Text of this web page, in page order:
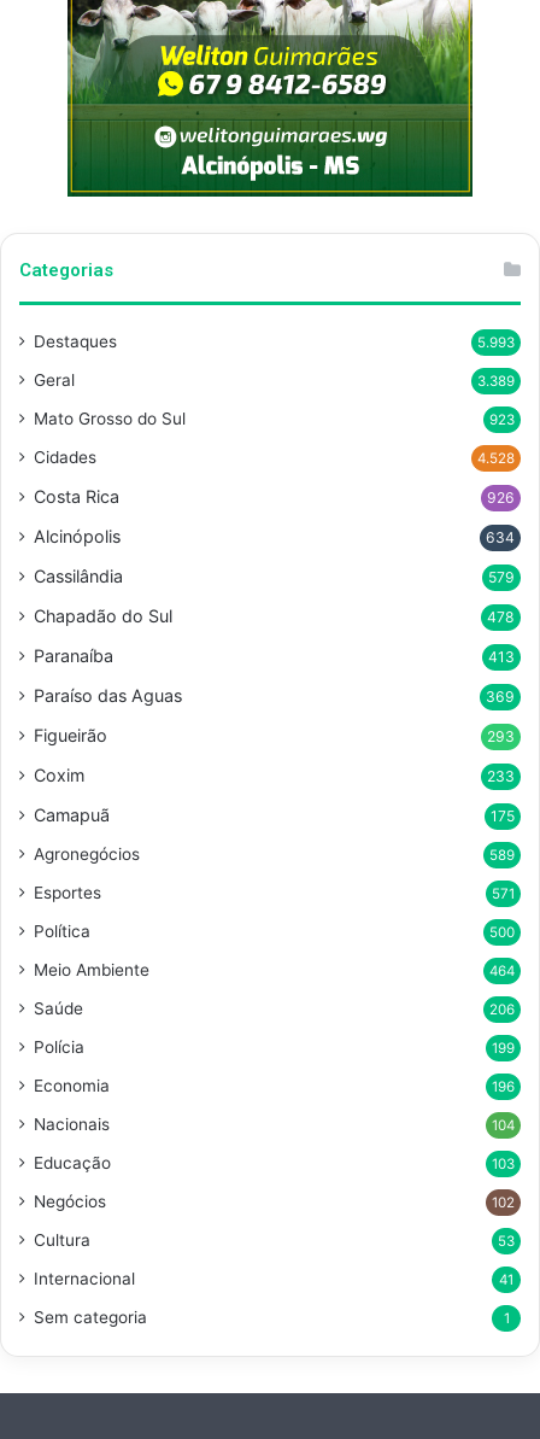
Categorias
Destaques 5.993
Geral 3.389
Mato Grosso do Sul 923
Cidades 4.528
Costa Rica 926
Alcinópolis 634
Cassilândia 579
Chapadão do Sul 478
Paranaíba 413
Paraíso das Aguas 369
Figueirão 293
Coxim 233
Camapuã 175
Agronegócios 589
Esportes 571
Política 500
Meio Ambiente 464
Saúde 206
Polícia 199
Economia 196
Nacionais 104
Educação 103
Negócios 102
Cultura 53
Internacional 41
Sem categoria 1